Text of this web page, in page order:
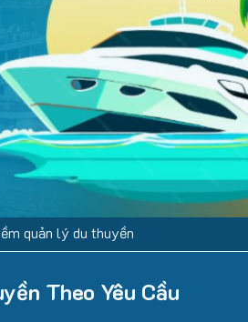
quản lý du thuyền
Theo Yêu Cầu